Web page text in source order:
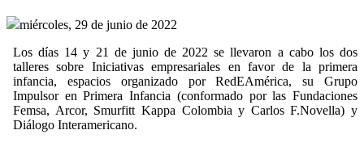
miércoles, 29 de junio de 2022
Los días 14 y 21 de junio de 2022 se llevaron a cabo los dos
talleres sobre Iniciativas empresariales en favor de la primera
infancia, espacios organizado por RedEAmérica, su Grupo
Impulsor en Primera Infancia (conformado por las Fundaciones
Femsa, Arcor, Smurfitt Kappa Colombia y Carlos F.Novella) y
Diálogo Interamericano.